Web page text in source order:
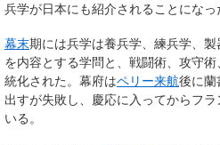
兵学が日本にも紹介されることになっ
幕末期には兵学は養兵学、練兵学、
を内容とする学問と、戦闘術、攻守
統化された。幕府はペリー来航後に蘭
出すが失敗し、慶応に入ってからフラ
いる。